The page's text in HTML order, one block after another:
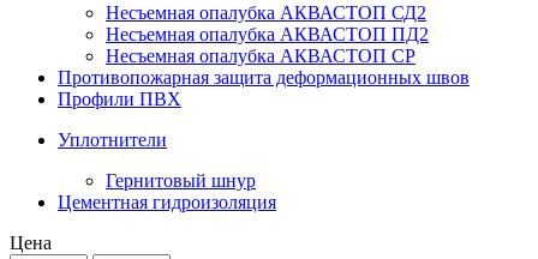
Несъемная опалубка АКВАСТОП СД2
Несъемная опалубка АКВАСТОП ПД2
Несъемная опалубка АКВАСТОП СР
Противопожарная защита деформационных швов
Профили ПВХ
Уплотнители
Гернитовый шнур
Цементная гидроизоляция
Цена